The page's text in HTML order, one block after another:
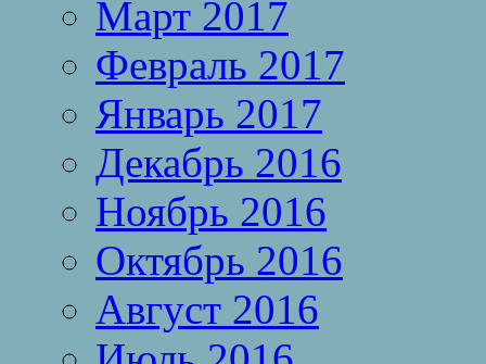
Март 2017
Февраль 2017
Январь 2017
Декабрь 2016
Ноябрь 2016
Октябрь 2016
Август 2016